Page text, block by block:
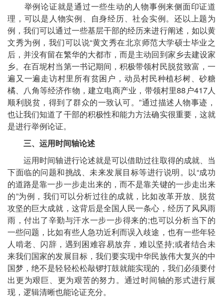
举例论证就是通过一些生动的人物事例来侧面印证道
理，可以是人物实例、自身经历、社会实例。还以上题为
例，我们可以通过一些基层干部的经历来进行阐述，如以黄
文秀为例，我们可以说“黄文秀在北京师范大学硕士毕业之
后，并没有留在繁华的大都市，而是主动回到家乡去建设家
乡。在百坭村当第一书记期间，积极带领村民脱贫致富，一
遍又一遍走访村里所有贫困户，动员村民种植杉树、砂糖
橘、八角等经济作物，建立电商产业，带领村里88户417人
顺利脱贫，得到了群众的一致认可。”通过描述人物事迹，
也让我们知道了干部的积极性和能力方法确实很重要，这就
是进行举例论证。
三、运用时间轴论述
运用时间轴进行论述就是可以借助过往取得的成就、当
下面临的问题和挑战、未来发展目标等进行说明。以“成功
的道路是靠一步一步走出来的，而不是靠关键的一步走出来
的”为例，我们可以分析过往的成就，比如改革开放、脱贫
攻坚的巨大成就，这背后是全国人民一条心，经历了风风雨
雨，付出了辛勤与汗水一步一步得来的;也可以分析当下的
一些问题，比如有些人急功近利而误入歧途，也有一些年轻
人啃老、闪辞，遇到困难容易放弃，难以坚持;或者结合未
来我们国家的发展目标，我们要实现中华民族伟大复兴的中
国梦，绝不是轻轻松松敲锣打鼓就能实现的，我们必须要付
出更为艰巨、更为艰苦的努力。通过时间轴的形式进行展
现，逻辑清晰也能论证充分。